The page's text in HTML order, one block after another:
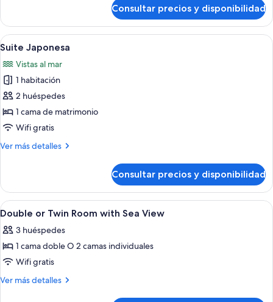
(3
adults
+
1
child)
cuádruple
familiar,
balcón
adults
+
child)
Consultar precios y disponibilidad
Abrir
todas
las
fotos
de
Suite
Japonesa
Un dormitorio con una cama
14
Suite Japonesa
Vistas al mar
1 habitación
2 huéspedes
1 cama de matrimonio
Wifi gratis
Ver más detalles
Más
Japonesa
Consultar precios y disponibilidad
Abrir
todas
las
fotos
de
Double
Un dormitorio con cama, mesita de
6
Double or Twin Room with Sea View
3 huéspedes
1 cama doble O 2 camas individuales
Wifi gratis
Ver más detalles
Más